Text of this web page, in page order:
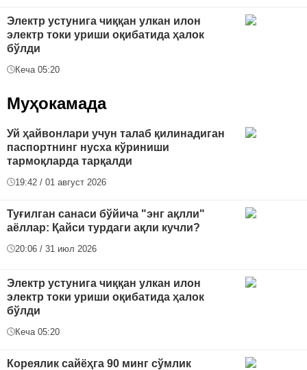
Электр устунига чиққан улкан илон
электр токи уриши оқибатида ҳалок
бўлди
Кеча 05:20
Муҳокамада
Уй ҳайвонлари учун талаб қилинадиган
паспортнинг нусха кўриниши
тармоқларда тарқалди
19:42 / 01 август 2026
Туғилган санаси бўйича "энг ақлли"
аёллар: Қайси турдаги ақли кучли?
20:06 / 31 июл 2026
Электр устунига чиққан улкан илон
электр токи уриши оқибатида ҳалок
бўлди
Кеча 05:20
Кореялик сайёҳга 90 минг сўмлик